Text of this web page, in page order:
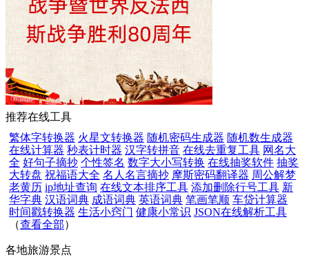
推荐在线工具
繁体字转换器 火星文转换器 随机密码生成器 随机数生成器
在线计算器 秒表计时器 汉字转拼音 在线去重复工具 网名大
全 好句子摘抄 个性签名 数字大小写转换 在线抽奖软件 抽奖
大转盘 祝福语大全 名人名言摘抄 摩斯密码翻译器 周公解梦
老黄历 ip地址查询 在线文本排序工具 添加删除行号工具 新
华字典 汉语词典 成语词典 英语词典 笔画笔顺 车贷计算器
时间戳转换器 生活小窍门 健康小常识 JSON在线解析工具
（查看全部）
各地旅游景点